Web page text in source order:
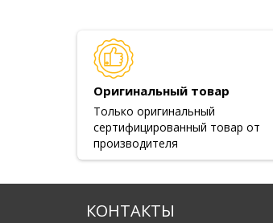
Оригинальный товар
Только оригинальный
сертифицированный товар от
производителя
КОНТАКТЫ